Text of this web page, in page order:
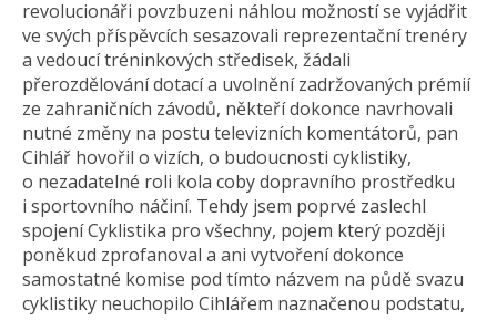
revolucionáři povzbuzeni náhlou možností se vyjádřit
ve svých příspěvcích sesazovali reprezentační trenéry
a vedoucí tréninkových středisek, žádali
přerozdělování dotací a uvolnění zadržovaných prémií
ze zahraničních závodů, někteří dokonce navrhovali
nutné změny na postu televizních komentátorů, pan
Cihlář hovořil o vizích, o budoucnosti cyklistiky,
o nezadatelné roli kola coby dopravního prostředku
i sportovního náčiní. Tehdy jsem poprvé zaslechl
spojení Cyklistika pro všechny, pojem který později
poněkud zprofanoval a ani vytvoření dokonce
samostatné komise pod tímto názvem na půdě svazu
cyklistiky neuchopilo Cihlářem naznačenou podstatu,